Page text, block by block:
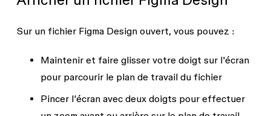
Sur un fichier Figma Design ouvert, vous pouvez :
Maintenir et faire glisser votre doigt sur l'écran
pour parcourir le plan de travail du fichier
Pincer l'écran avec deux doigts pour effectuer